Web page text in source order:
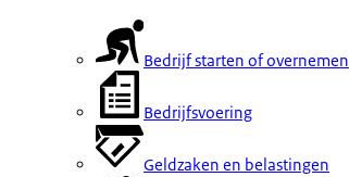
Bedrijf starten of overnemen
Bedrijfsvoering
Geldzaken en belastingen